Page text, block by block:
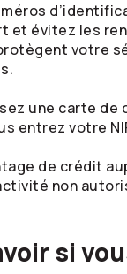
et évitez les
votre
une carte de
entrez votre
de crédit
non
si